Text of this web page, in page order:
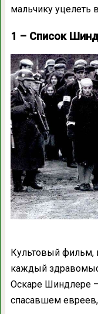
мальчику уцелеть
1 – Список
Культовый фильм,
каждый
Оскаре Шиндлере –
спасавшем